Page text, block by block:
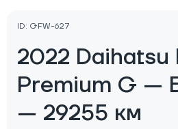
ID: GFW-627
2022 Daihatsu
Premium G —
— 29255 км